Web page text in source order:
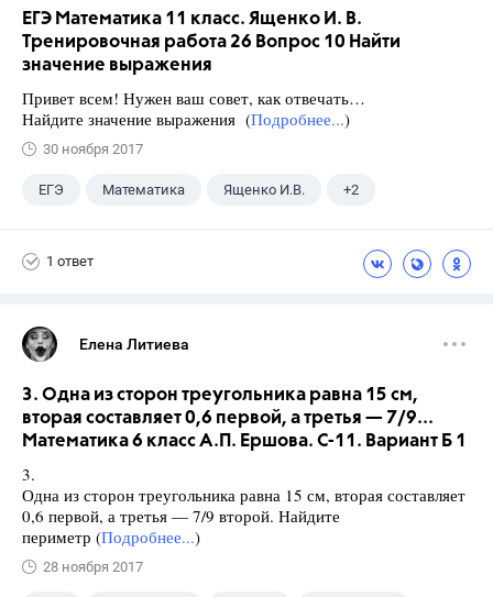
ЕГЭ Математика 11 класс. Ященко И. В.
Тренировочная работа 26 Вопрос 10 Найти
значение выражения
Привет всем! Нужен ваш совет, как отвечать…
Найдите значение выражения (Подробнее...)
30 ноября 2017
ЕГЭ Математика Ященко И.В. +2
1 ответ
Елена Литиева
3. Одна из сторон треугольника равна 15 см,
вторая составляет 0,6 первой, а третья — 7/9...
Математика 6 класс А.П. Ершова. С-11. Вариант Б 1
3.
Одна из сторон треугольника равна 15 см, вторая составляет
0,6 первой, а третья — 7/9 второй. Найдите
периметр (Подробнее...)
28 ноября 2017